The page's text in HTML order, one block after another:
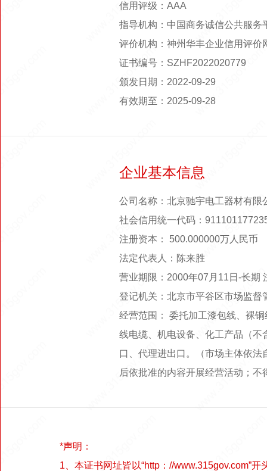
信用评级：AAA
指导机构：中国商务诚信公共服务
评价机构：神州华丰企业信用评价
证书编号：SZHF2022020779
颁发日期：2022-09-29
有效期至：2025-09-28
企业基本信息
公司名称：北京驰宇电工器材有限
社会信用统一代码：
注册资本： 500.000000万人民币
法定代表人：陈来胜
营业期限：2000年07月11日-长期
登记机关：北京市平谷区市场监督
经营范围： 委托加工漆包线、裸
线电缆、机电设备、化工产品（
口、代理进出口。（市场主体依
后依批准的内容开展经营活动；
*声明：
1、本证书网址皆以“http：//www.315gov.com”开